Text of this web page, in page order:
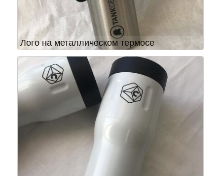
Лого на металлическом термосе